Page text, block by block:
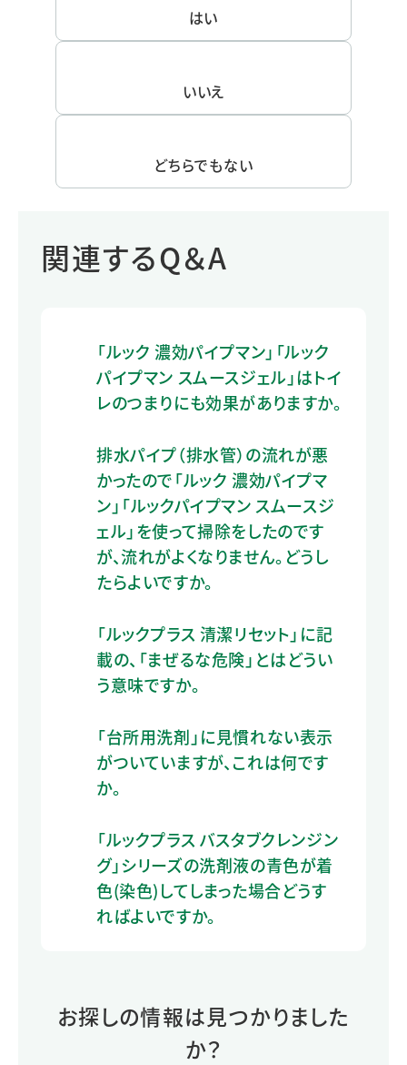
はい
いいえ
どちらでもない
関連するQ＆A
「ルック 濃効パイプマン」「ルック
パイプマン スムースジェル」はトイ
レのつまりにも効果がありますか。
排水パイプ（排水管）の流れが悪
かったので「ルック 濃効パイプマ
ン」「ルックパイプマン スムースジ
ェル」を使って掃除をしたのです
が、流れがよくなりません。どうし
たらよいですか。
「ルックプラス 清潔リセット」に記
載の、「まぜるな危険」とはどうい
う意味ですか。
「台所用洗剤」に見慣れない表示
がついていますが、これは何です
か。
「ルックプラス バスタブクレンジン
グ」シリーズの洗剤液の青色が着
色(染色)してしまった場合どうす
ればよいですか。
お探しの情報は見つかりました
か？